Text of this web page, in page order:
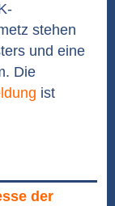
stehen
und eine
Die
ist
der